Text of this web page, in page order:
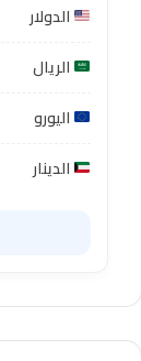
الدولار
الريال
اليورو
الدينار